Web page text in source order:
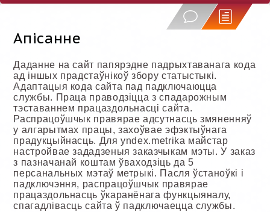
Апісанне
Даданне на сайт папярэдне падрыхтаванага кода
ад іншых прадстаўнікоў збору статыстыкі.
Адаптацыя кода сайта пад падключаюцца
службы. Праца праводзіцца з спадарожным
тэставаннем працаздольнасці сайта.
Распрацоўшчык правярае адсутнасць змяненняў
у алгарытмах працы, захоўвае эфэктыўнага
прадукцыйнасць. Для yndex.metrika майстар
настройвае зададзеныя заказчыкам мэты. У заказ
з пазначанай коштам ўваходзіць да 5
персанальных мэтаў метрыкі. Пасля ўстаноўкі і
падключэння, распрацоўшчык правярае
працаздольнасць ўкаранёнага функцыяналу,
спагадлівасць сайта ў падключаецца службы.